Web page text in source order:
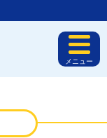
メニュー